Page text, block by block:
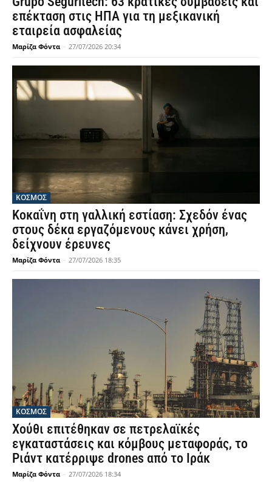
επέκταση στις ΗΠΑ για τη μεξικανική
εταιρεία ασφαλείας
Μαρίζα Φόντα - 27/07/2026 20:34
ΚΟΣΜΟΣ
Κοκαΐνη στη γαλλική εστίαση: Σχεδόν ένας
στους δέκα εργαζόμενους κάνει χρήση,
δείχνουν έρευνες
Μαρίζα Φόντα - 27/07/2026 18:35
ΚΟΣΜΟΣ
Χούθι επιτέθηκαν σε πετρελαϊκές
εγκαταστάσεις και κόμβους μεταφοράς, το
Ριάντ κατέρριψε drones από το Ιράκ
Μαρίζα Φόντα - 27/07/2026 18:34